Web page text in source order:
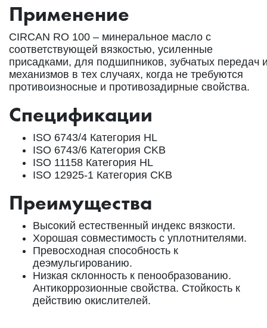
Применение
CIRCAN RO 100 – минеральное масло с
соответствующей вязкостью, усиленные
присадками, для подшипников, зубчатых передач
механизмов в тех случаях, когда не требуются
противоизносные и противозадирные свойства.
Спецификации
ISO 6743/4 Категория HL
ISO 6743/6 Категория CKB
ISO 11158 Категория HL
ISO 12925-1 Категория CKB
Преимущества
Высокий естественный индекс вязкости.
Хорошая совместимость с уплотнителями.
Превосходная способность к
деэмульгированию.
Низкая склонность к пенообразованию.
Антикоррозионные свойства. Стойкость к
действию окислителей.